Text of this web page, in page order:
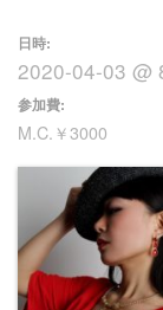
日時:
2020-04-03 @
参加費:
M.C.￥3000